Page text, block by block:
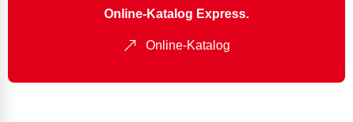
Online-Katalog Express.
Online-Katalog